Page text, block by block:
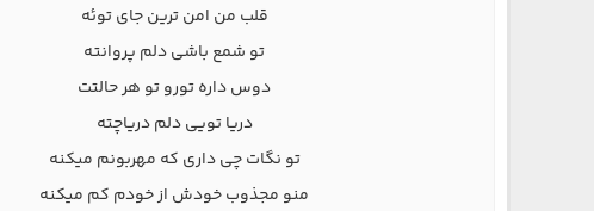
قلب من امن ترین جای توئه
تو شمع باشی دلم پروانته
دوس داره تورو تو هر حالتت
دریا تویی دلم دریاچته
تو نگات چی داری که مهربونم میکنه
منو مجذوب خودش از خودم کم میکنه